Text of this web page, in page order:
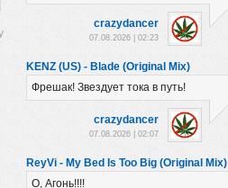
crazydancer
07.08.2026 | 02:23
KENZ (US) - Blade (Original Mix)
Фрешак! Звездует тока в путь!
crazydancer
07.08.2026 | 02:07
ReyVi - My Bed Is Too Big (Original Mix)
О, Агонь!!!!